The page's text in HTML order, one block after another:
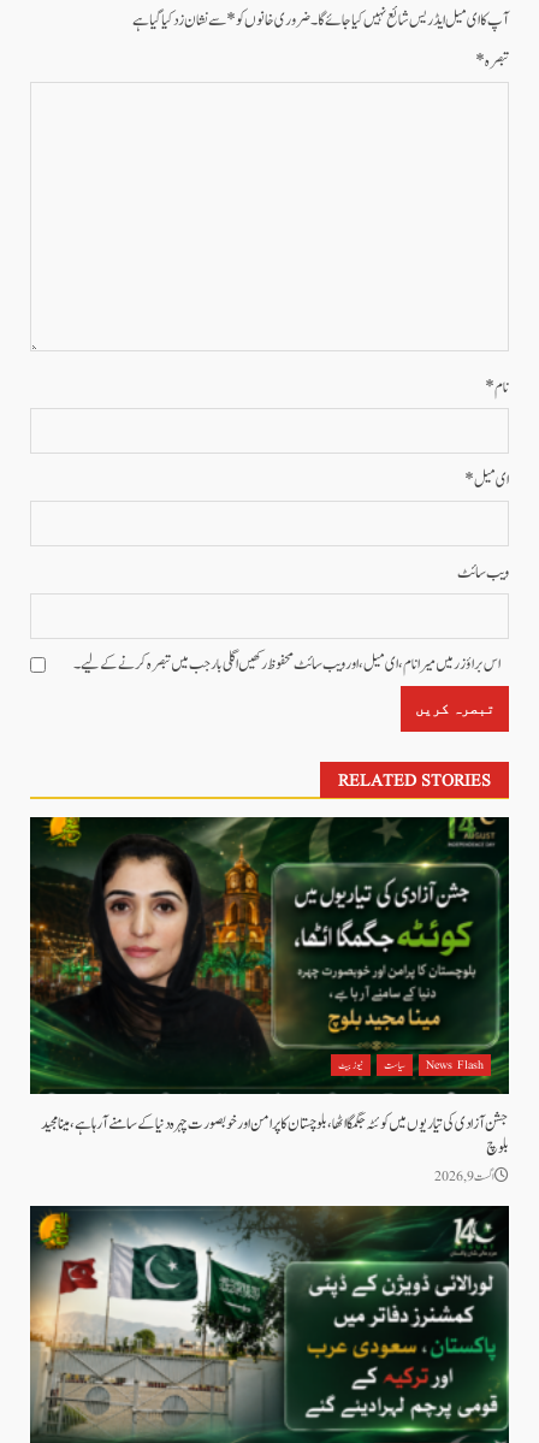
آپ کا ای میل ایڈریس شائع نہیں کیا جائے گا۔ضروری خانوں کو*سے نشان زد کیا گیا ہے
تبصرہ*
نام*
ای میل*
ویب‌ سائٹ
اس براؤزر میں میرا نام، ای میل، اور ویب سائٹ محفوظ رکھیں اگلی بار جب میں تبصرہ کرنے کےلیے۔
RELATED STORIES
News Flash سیاست نیوز بیٹ
جشن آزادی کی تیاریوں میں کوئٹہ جگمگا اٹھا، بلوچستان کا پرامن اور خوبصورت چہرہ دنیا کے سامنے آ رہا ہے، مینا مجید
بلوچ
اگست 9, 2026